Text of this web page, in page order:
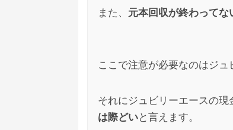
1
2
ジュビリーエースに手を出してし
また、 元本回収が終わって
ここで注意が必要なのはジュ
それにジュビリーエースの
は際どいと言えます。